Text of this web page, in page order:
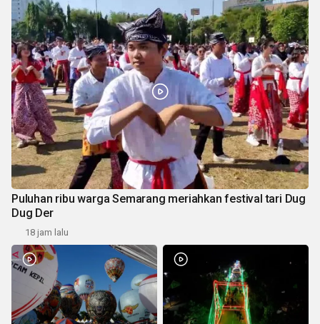
Puluhan ribu warga Semarang meriahkan festival tari Dug
Dug Der
18 jam lalu